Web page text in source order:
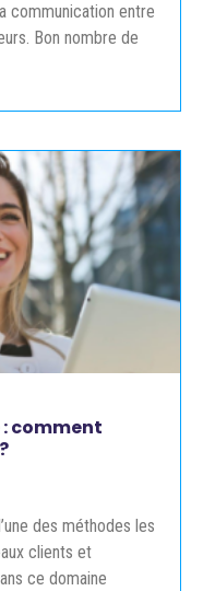
communication entre
Bon nombre de
comment
des méthodes les
clients et
ce domaine